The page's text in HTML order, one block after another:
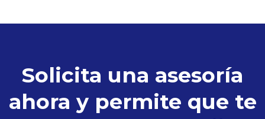
Solicita una asesoría
ahora y permite que te